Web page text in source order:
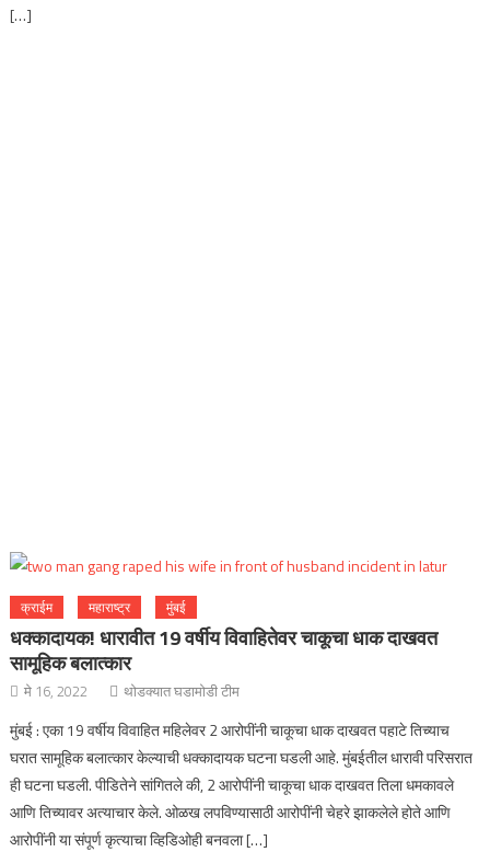
[…]
क्राईम महाराष्ट्र मुंबई
धक्कादायक! धारावीत 19 वर्षीय विवाहितेवर चाकूचा धाक दाखवत
सामूहिक बलात्कार
मे 16, 2022 थोडक्यात घडामोडी टीम
मुंबई : एका 19 वर्षीय विवाहित महिलेवर 2 आरोपींनी चाकूचा धाक दाखवत पहाटे तिच्याच
घरात सामूहिक बलात्कार केल्याची धक्कादायक घटना घडली आहे. मुंबईतील धारावी परिसरात
ही घटना घडली. पीडितेने सांगितले की, 2 आरोपींनी चाकूचा धाक दाखवत तिला धमकावले
आणि तिच्यावर अत्याचार केले. ओळख लपविण्यासाठी आरोपींनी चेहरे झाकलेले होते आणि
आरोपींनी या संपूर्ण कृत्याचा व्हिडिओही बनवला […]